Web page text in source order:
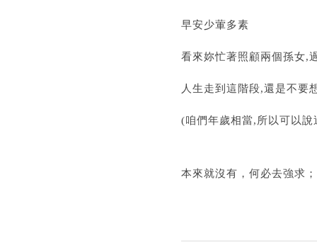
早安少葷多素
看來妳忙著照顧兩個孫女,
人生走到這階段,還是不要
(咱們年歲相當,所以可以說
本來就沒有，何必去強求